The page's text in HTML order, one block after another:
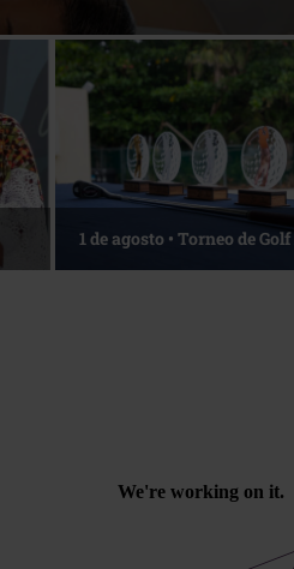
1 de agosto • Torneo de